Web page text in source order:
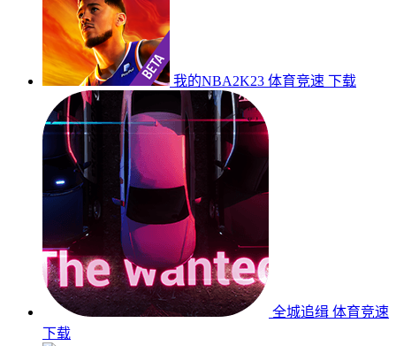
我的NBA2K23 体育竞速 下载
全城追缉 体育竞速
下载